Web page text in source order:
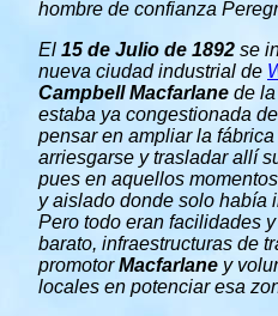
hombre de confianza
El 15 de Julio de 1892 se
nueva ciudad industrial de
Campbell Macfarlane de
estaba ya congestionada
pensar en ampliar la
arriesgarse y trasladar allí
pues en aquellos
y aislado donde solo había
Pero todo eran facilidades
barato, infraestructuras de
promotorMacfarlane y
locales en potenciar esa